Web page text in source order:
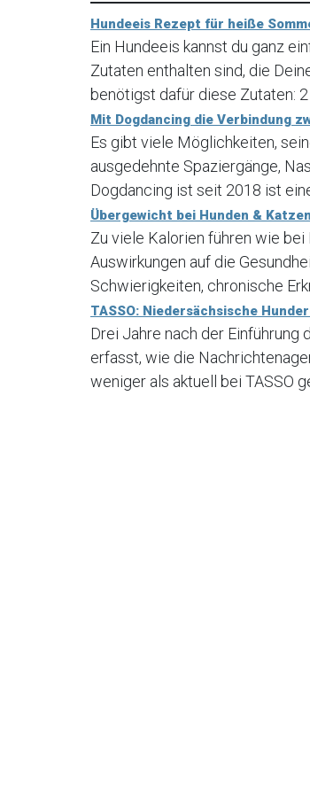
Hundeeis Rezept für heiße
Ein Hundeeis kannst du ganz
Zutaten enthalten sind, die
benötigst dafür diese Zutaten:
Mit Dogdancing die Verbindung
Es gibt viele Möglichkeiten,
ausgedehnte Spaziergänge,
Dogdancing ist seit 2018 ist
Übergewicht bei Hunden & Katzen
Zu viele Kalorien führen wie
Auswirkungen auf die
Schwierigkeiten, chronische
TASSO: Niedersächsische
Drei Jahre nach der
erfasst, wie die
weniger als aktuell bei TASSO